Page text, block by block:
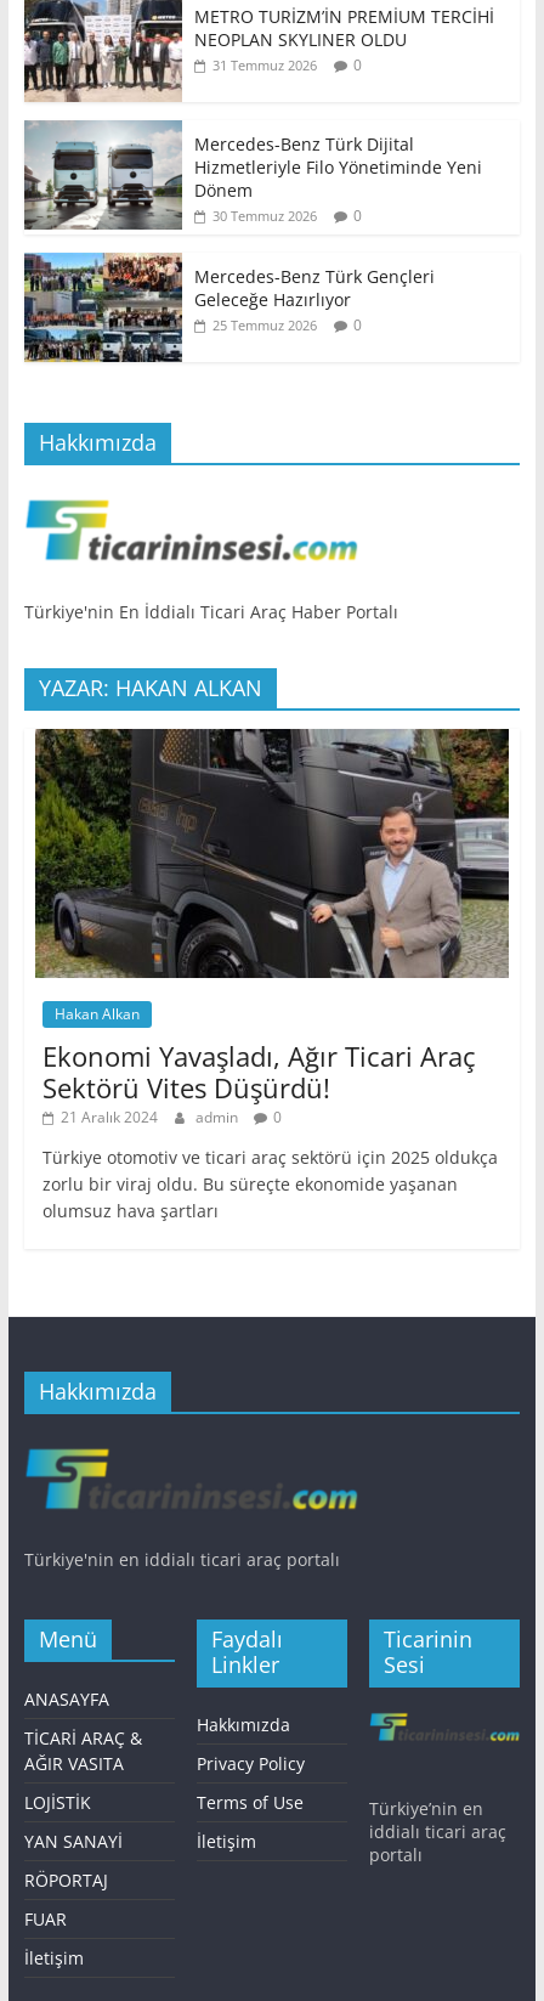
METRO TURİZM’İN PREMİUM TERCİHİ
NEOPLAN SKYLINER OLDU
31 Temmuz 2026 0
Mercedes-Benz Türk Dijital
Hizmetleriyle Filo Yönetiminde Yeni
Dönem
30 Temmuz 2026 0
Mercedes-Benz Türk Gençleri
Geleceğe Hazırlıyor
25 Temmuz 2026 0
Hakkımızda
Türkiye'nin En İddialı Ticari Araç Haber Portalı
YAZAR: HAKAN ALKAN
Hakan Alkan
Ekonomi Yavaşladı, Ağır Ticari Araç
Sektörü Vites Düşürdü!
21 Aralık 2024 admin 0
Türkiye otomotiv ve ticari araç sektörü için 2025 oldukça
zorlu bir viraj oldu. Bu süreçte ekonomide yaşanan
olumsuz hava şartları
Hakkımızda
Türkiye'nin en iddialı ticari araç portalı
Menü
ANASAYFA
TİCARİ ARAÇ &
AĞIR VASITA
LOJİSTİK
YAN SANAYİ
RÖPORTAJ
FUAR
İletişim
Faydalı
Linkler
Hakkımızda
Privacy Policy
Terms of Use
İletişim
Ticarinin
Sesi
Türkiye’nin en
iddialı ticari araç
portalı